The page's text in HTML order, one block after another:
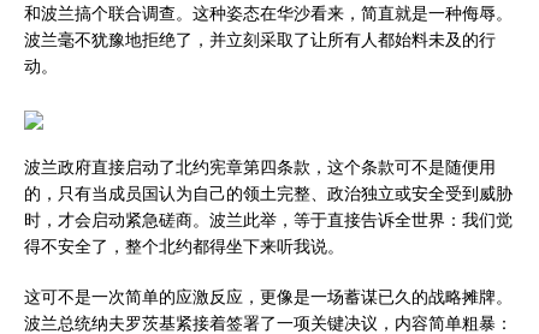
和波兰搞个联合调查。这种姿态在华沙看来，简直就是一种侮辱。
波兰毫不犹豫地拒绝了，并立刻采取了让所有人都始料未及的行
动。
波兰政府直接启动了北约宪章第四条款，这个条款可不是随便用
的，只有当成员国认为自己的领土完整、政治独立或安全受到威胁
时，才会启动紧急磋商。波兰此举，等于直接告诉全世界：我们觉
得不安全了，整个北约都得坐下来听我说。
这可不是一次简单的应激反应，更像是一场蓄谋已久的战略摊牌。
波兰总统纳夫罗茨基紧接着签署了一项关键决议，内容简单粗暴：